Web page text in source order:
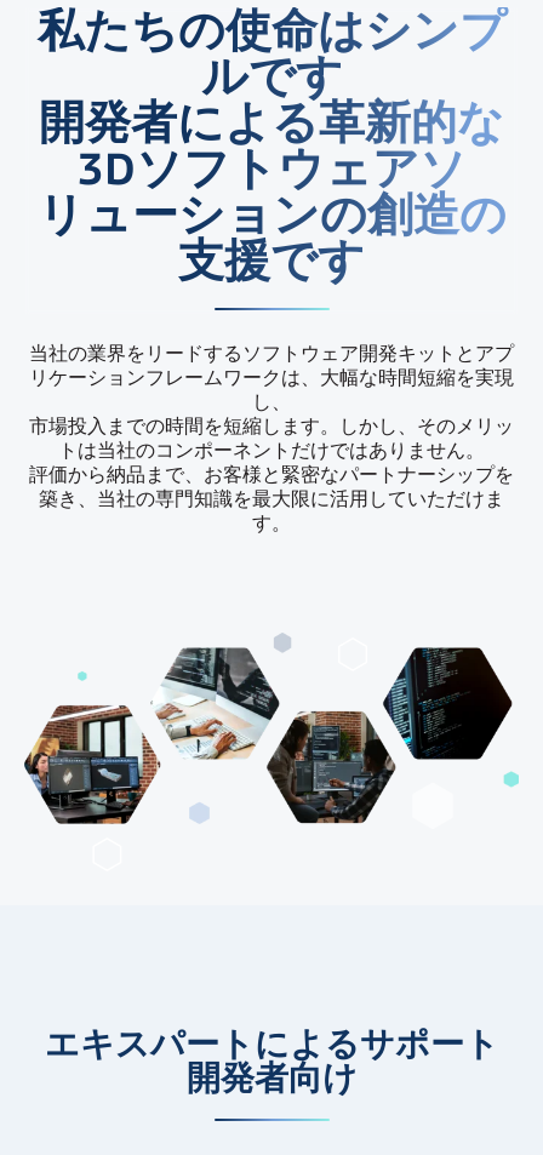
私たちの使命はシンプ
ルです
開発者による革新的な
3Dソフトウェアソ
リューションの創造の
支援です
当社の業界をリードするソフトウェア開発キットとアプ
リケーションフレームワークは、大幅な時間短縮を実現
し、
市場投入までの時間を短縮します。しかし、そのメリッ
トは当社のコンポーネントだけではありません。
評価から納品まで、お客様と緊密なパートナーシップを
築き、当社の専門知識を最大限に活用していただけま
す。
エキスパートによるサポート
開発者向け